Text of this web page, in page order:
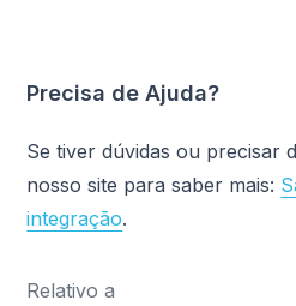
Precisa de Ajuda?
Se tiver dúvidas ou precisar
nosso site para saber mais:
integração.
Relativo a